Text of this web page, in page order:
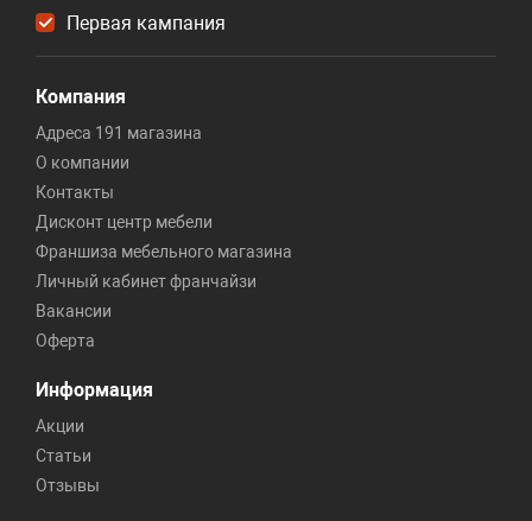
Первая кампания
Компания
Адреса 191 магазина
О компании
Контакты
Дисконт центр мебели
Франшиза мебельного магазина
Личный кабинет франчайзи
Вакансии
Оферта
Информация
Акции
Статьи
Отзывы